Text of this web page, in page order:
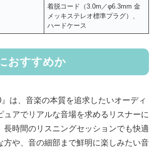
着脱コード（3.0m／φ6.3mm 金
メッキステレオ標準プラグ）、
ハードケース
おすすめか
』は、音楽の本質を追求したいオーディ
ュアでリアルな音場を求めるリスナーに
長時間のリスニングセッションでも快適
方や、音の細部まで鮮明に楽しみたい音